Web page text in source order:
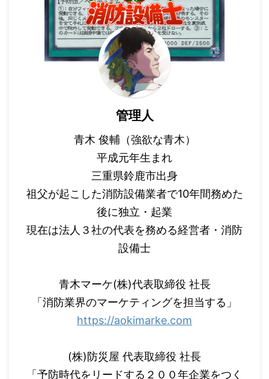
管理人
青木 俊輔（強欲な青木）
平成元年生まれ
三重県鈴鹿市出身
祖父が起こした消防設備業者で10年間務めた
後に独立・起業
現在は法人３社の代表を務める経営者・消防
設備士
青木マーケ(株)代表取締役 社長
「消防業界のマーケティングを担当する」
https://aokimarke.com
(株)防災屋 代表取締役 社長
「予防時代をリードする２００年企業をつく